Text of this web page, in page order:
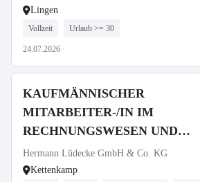
Lingen
Vollzeit Urlaub >= 30
24.07.2026
KAUFMÄNNISCHER
MITARBEITER-/IN IM
RECHNUNGSWESEN UND
LOHNBUCHHALTUNG (m/w/d)
Hermann Lüdecke GmbH & Co. KG
Kettenkamp